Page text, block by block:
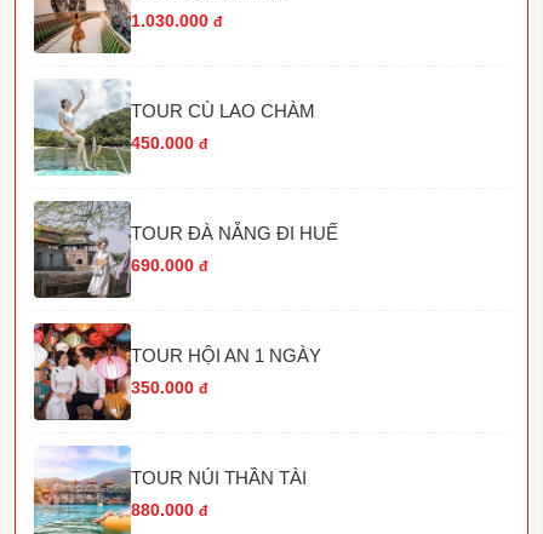
1.030.000 đ
TOUR CÙ LAO CHÀM
450.000 đ
TOUR ĐÀ NẴNG ĐI HUẾ
690.000 đ
TOUR HỘI AN 1 NGÀY
350.000 đ
TOUR NÚI THẦN TÀI
880.000 đ